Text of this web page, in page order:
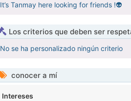
It’s Tanmay here looking for friends !👽
Los criterios que deben ser
No se ha personalizado ningún criterio
conocer a mí
Intereses